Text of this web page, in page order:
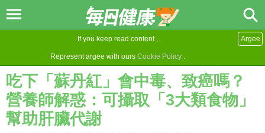
If you keep read content ,
Represent argee with ours Cookie Policy .
Argee
吃下「蘇丹紅」會中毒、致癌嗎？
營養師解惑：可攝取「3大類食物」
幫助肝臟代謝